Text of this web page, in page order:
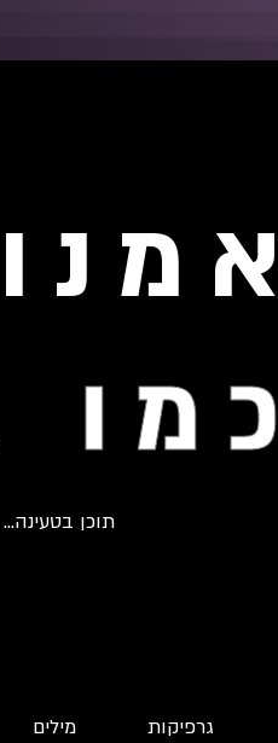
כמו
תוכן בטעינה...
גרפיקות מילים